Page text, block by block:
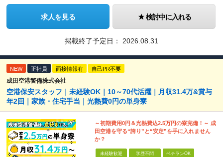
求人を見る 検討中に入れる
掲載終了予定日： 2026.08.31
NEW 正社員 面接情報有 自己PR不要
成田空港警備株式会社
空港保安スタッフ｜未経験OK｜10～70代活躍｜月収31.4万&賞与
年2回｜家族・住宅手当｜光熱費0円の単身寮
～初期費用0円＆光熱費込2.5万円の寮完備！～ 成
田空港を守る“誇り”と“安定”を手に入れません
か？
未経験歓迎 学歴不問 ベテランOK